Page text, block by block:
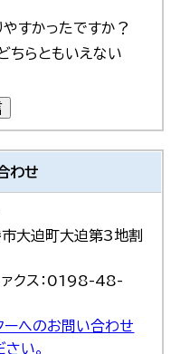
すかったですか？
ちらともいえない
わせ
大迫町大迫第3地割
クス：0198-48-
ーへのお問い合わせ
い。